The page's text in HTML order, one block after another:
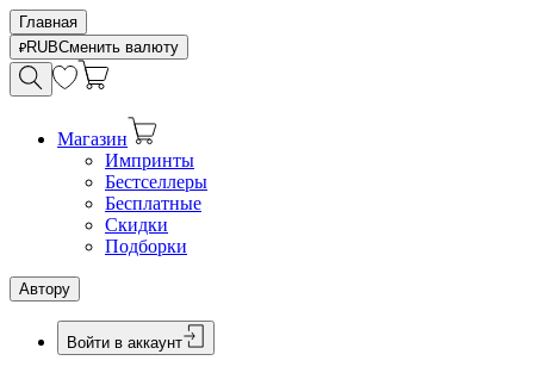
Главная
RUBСменить валюту
Магазин
Импринты
Бестселлеры
Бесплатные
Скидки
Подборки
Автору
Войти в аккаунт